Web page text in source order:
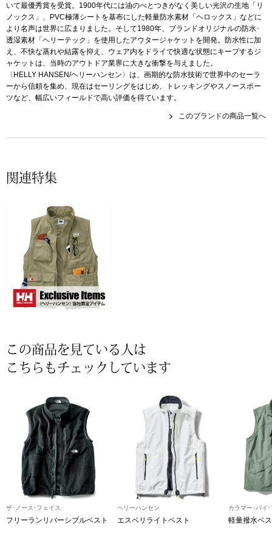
セイコー〉マウリッツハイス美術館公認フェ
ルメールオマージュウオッチ
ランド
プ
傘／日傘
その他
和装小物
ヘンリーコッ
おすすめ特集
【特集】
いて最優秀賞を受賞。1900年代には油のべとつきがなく美しい光沢の生地「リ
ノックス」、PVC極薄シートを基布にした軽量防水素材「ヘロックス」などに
より名声は世界に広まりました。そして1980年、ブランドオリジナルの防水･
透湿素材「ヘリーテック」を使用したアウタージャケットを開発。防水性に加
え、不快な蒸れや結露を抑え、ウェア内をドライで快適な状態にキープするジ
ャケットは、当時のアウトドア業界に大きな衝撃を与えました。
〈HELLY HANSEN/ヘリーハンセン〉は、画期的な防水技術で世界中のセーラ
ーから信頼を集め、現在はセーリングをはじめ、トレッキングやスノースポー
ツなど、幅広いフィールドで高い評価を得ています。
このブランドの商品一覧へ
関連特集
この商品を見ている人は
こちらもチェックしています
ザ･ノース･フェイス
フリーランリバーシブルベスト
ヘリーハンセン
エスペリライトベスト
カラマー･バイ
軽量撥水ベ